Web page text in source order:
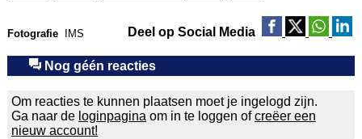
Fotografie IMS Deel op Social Media
Nog géén reacties
Om reacties te kunnen plaatsen moet je ingelogd zijn.
Ga naar de loginpaginaom in te loggen ofcreëer een
nieuw account!